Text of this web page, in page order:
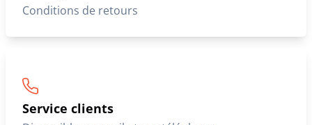
Conditions de retours
Service clients